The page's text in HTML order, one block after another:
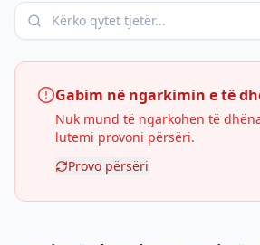
Gabim në ngarkimin e të
Nuk mund të ngarkohen të
lutemi provoni përsëri.
Provo përsëri